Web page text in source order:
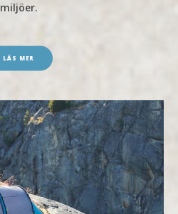
miljöer.
LÄS MER